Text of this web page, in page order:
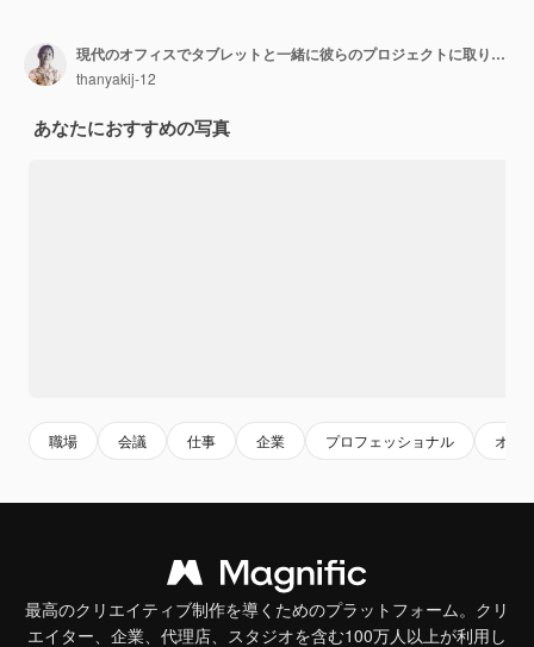
現代のオフィスでタブレットと一緒に彼らのプロジェクトに取り組んでいる若いプロのグラフィックデザイナー
thanyakij-12
あなたにおすすめの写真
職場 会議 仕事 企業 プロフェッショナル オフ
最高のクリエイティブ制作を導くためのプラットフォーム。クリ
エイター、企業、代理店、スタジオを含む100万人以上が利用し